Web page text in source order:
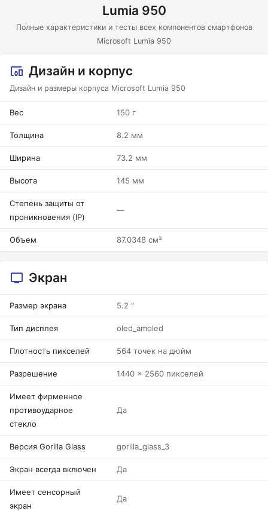
Lumia 950
Полные характеристики и тесты всех компонентов смартфонов
Microsoft Lumia 950
Дизайн и корпус
Дизайн и размеры корпуса Microsoft Lumia 950
Вес 150 г
Толщина 8.2 мм
Ширина 73.2 мм
Высота 145 мм
Степень защиты от
проникновения (IP)
—
Объем 87.0348 см³
Экран
Размер экрана 5.2 "
Тип дисплея oled_amoled
Плотность пикселей 564 точек на дюйм
Разрешение 1440 x 2560 пикселей
Имеет фирменное
противоударное
стекло
Да
Версия Gorilla Glass gorilla_glass_3
Экран всегда включен Да
Имеет сенсорный
экран
Да